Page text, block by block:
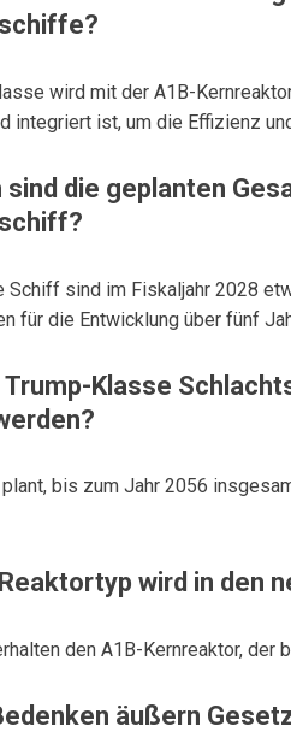
wird mit der A1B-
integriert ist, um die Effizienz
sind die geplanten
Schiff sind im Fiskaljahr 2028
für die Entwicklung über fünf
Trump-Klasse
plant, bis zum Jahr 2056
wird in den
den A1B-Kernreaktor, der
äußern